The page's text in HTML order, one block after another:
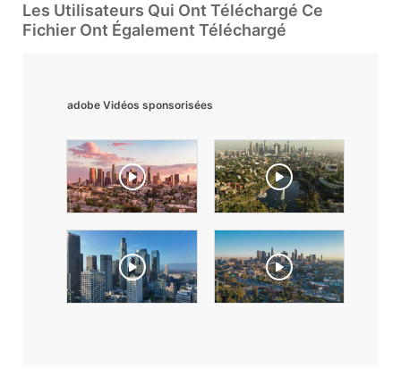
Les Utilisateurs Qui Ont Téléchargé Ce
Fichier Ont Également Téléchargé
adobe Vidéos sponsorisées